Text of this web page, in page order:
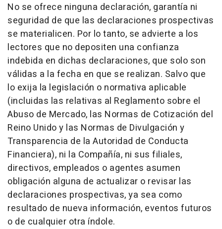
No se ofrece ninguna declaración, garantía ni
seguridad de que las declaraciones prospectivas
se materialicen. Por lo tanto, se advierte a los
lectores que no depositen una confianza
indebida en dichas declaraciones, que solo son
válidas a la fecha en que se realizan. Salvo que
lo exija la legislación o normativa aplicable
(incluidas las relativas al Reglamento sobre el
Abuso de Mercado, las Normas de Cotización del
Reino Unido y las Normas de Divulgación y
Transparencia de la Autoridad de Conducta
Financiera), ni la Compañía, ni sus filiales,
directivos, empleados o agentes asumen
obligación alguna de actualizar o revisar las
declaraciones prospectivas, ya sea como
resultado de nueva información, eventos futuros
o de cualquier otra índole.